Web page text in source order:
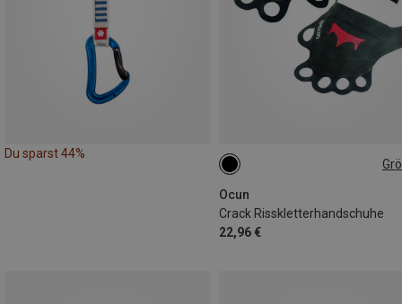
Du sparst 44%
Ocun
Crack Risskletterhandschuhe
22,96 €
XS